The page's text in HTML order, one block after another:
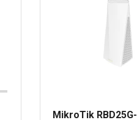
MikroTik RBD25G-